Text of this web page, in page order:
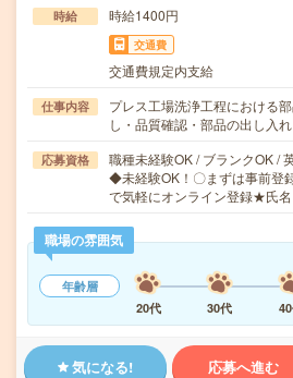
時給 時給1400円
交通費
交通費規定内支給
仕事内容
プレス工場洗浄工程における
し・品質確認・部品の出し入
応募資格
職種未経験OK / ブランクOK /
◆未経験OK！〇まずは事前登
で気軽にオンライン登録★氏
職場の雰囲気
年齢層
20代
30代
気になる! 応募へ進む